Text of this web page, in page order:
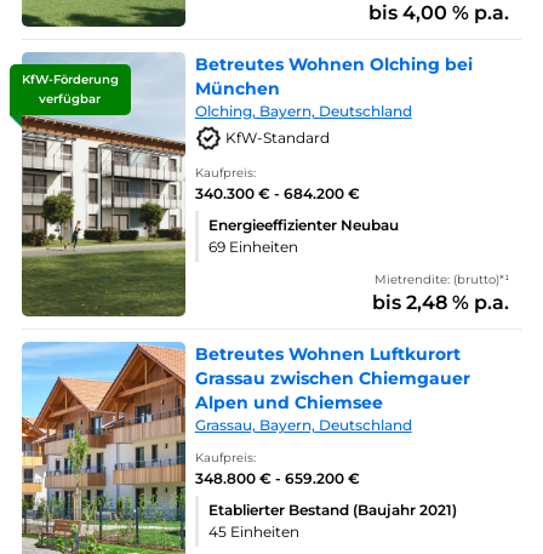
bis 4,00 % p.a.
KfW-Förderung
verfügbar
Betreutes Wohnen Olching bei
München
Olching, Bayern, Deutschland
KfW-Standard
Kaufpreis:
340.300 € - 684.200 €
Energieeffizienter Neubau
69 Einheiten
Mietrendite: (brutto)*¹
bis 2,48 % p.a.
Betreutes Wohnen Luftkurort
Grassau zwischen Chiemgauer
Alpen und Chiemsee
Grassau, Bayern, Deutschland
Kaufpreis:
348.800 € - 659.200 €
Etablierter Bestand (Baujahr 2021)
45 Einheiten